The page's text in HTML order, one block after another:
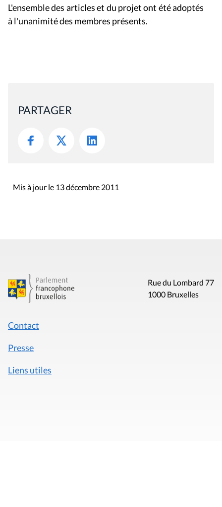
L'ensemble des articles et du projet ont été adoptés
à l'unanimité des membres présents.
PARTAGER
Mis à jour le 13 décembre 2011
Rue du Lombard 77
1000 Bruxelles
Contact
Presse
Liens utiles